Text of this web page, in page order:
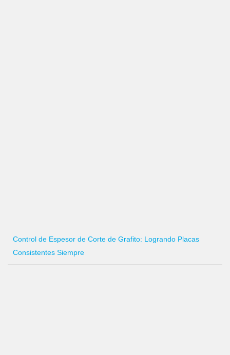
Control de Espesor de Corte de Grafito: Logrando Placas
Consistentes Siempre